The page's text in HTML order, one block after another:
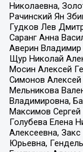
Николаевна,
Рачинский Ян
Гудков Лев
Саранг Анна
Аверин
Щур Николай
Мосин Алексей
Симонов Алексей
Мельникова
Владимировна,
Максимов Сергей
Голубева Елена
Алексеевна,
Юрьевна,